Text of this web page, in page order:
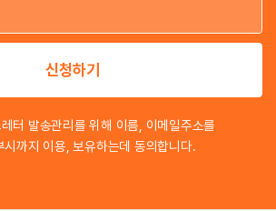
이
신청하기
터 발송관리를 위해 이름, 이메일주소를
시까지 이용, 보유하는데 동의합니다.